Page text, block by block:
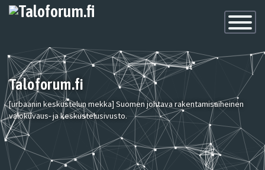
Toggle
Taloforum.fi
[urbaanin keskustelun mekka] Suomen johtava rakentamisaiheinen
valokuvaus- ja keskustelusivusto.